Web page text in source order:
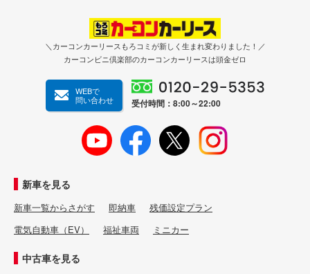
＼カーコンカーリースもろコミが新しく生まれ変わりました！／
カーコンビニ倶楽部のカーコンカーリースは頭金ゼロ
WEBで
問い合わせ
受付時間：8:00～22:00
新車を見る
新車一覧からさがす 即納車
残価設定プラン
電気自動車（EV）
福祉車両 ミニカー
中古車を見る